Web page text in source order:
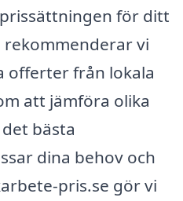
för ditt
vi
offerter från lokala
att jämföra olika
bästa
dina behov och
pris.se gör vi